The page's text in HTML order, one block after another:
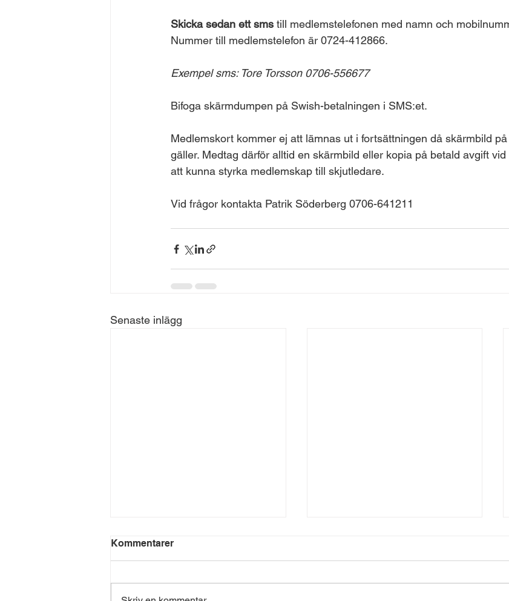
Skicka sedan ett sms till medlemstelefonen med namn och
Nummer till medlemstelefon är 0724-412866.
Exempel sms: Tore Torsson 0706-556677
Bifoga skärmdumpen på Swish-betalningen i SMS:et.
Medlemskort kommer ej att lämnas ut i fortsättningen då skärmbild
gäller. Medtag därför alltid en skärmbild eller kopia på betald avgift
att kunna styrka medlemskap till skjutledare.
Vid frågor kontakta Patrik Söderberg 0706-641211
Senaste inlägg
Kommentarer